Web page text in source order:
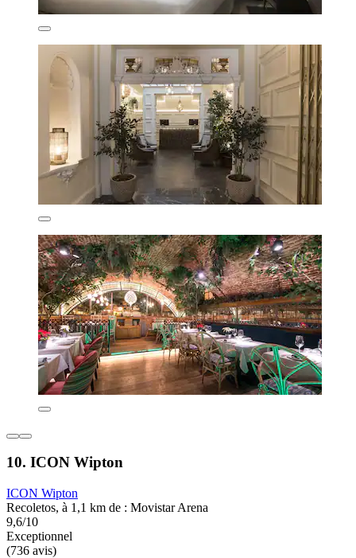
10. ICON Wipton
ICON Wipton
Recoletos, à 1,1 km de : Movistar Arena
9,6/10
Exceptionnel
(736 avis)